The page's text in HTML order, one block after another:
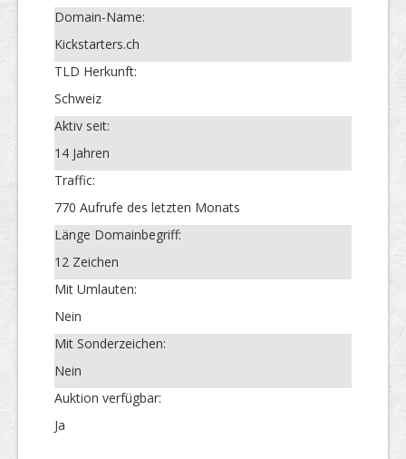
Domain-Name:
Kickstarters.ch
TLD Herkunft:
Schweiz
Aktiv seit:
14 Jahren
Traffic:
770 Aufrufe des letzten Monats
Länge Domainbegriff:
12 Zeichen
Mit Umlauten:
Nein
Mit Sonderzeichen:
Nein
Auktion verfügbar:
Ja